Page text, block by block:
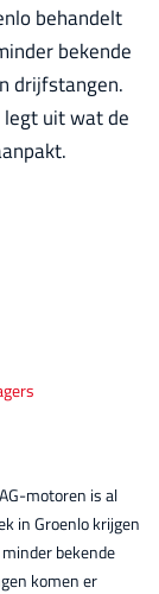
behandelt
bekende
drijfstangen.
legt uit wat de
motoren is al
in Groenlo krijgen
bekende
komen er